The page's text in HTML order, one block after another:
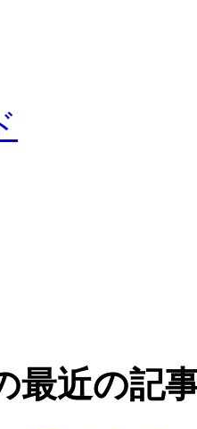
最近の記